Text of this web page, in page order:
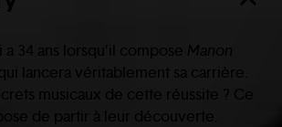
34 ans lorsqu’il compose
musicaux de cette réussite ? Ce
de partir à leur découverte.